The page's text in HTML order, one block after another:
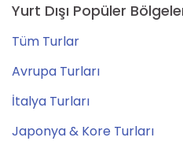
Yurt Dışı Popüler
Tüm Turlar
Avrupa Turları
İtalya Turları
Japonya & Kore Turları